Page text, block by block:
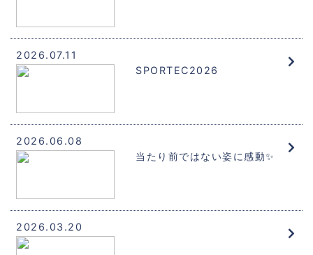
2026.07.11
SPORTEC2026
2026.06.08
当たり前ではない姿に感動✨
2026.03.20